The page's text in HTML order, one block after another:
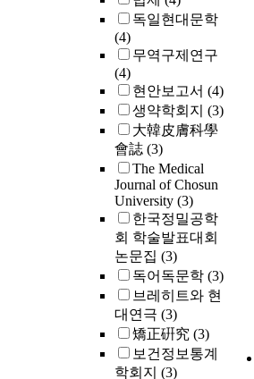
독일현대문학
(4)
무역구제연구
(4)
현안보고서 (4)
생약학회지 (3)
大韓皮膚科學
會誌 (3)
The Medical
Journal of Chosun
University (3)
한국정밀공학
회 학술발표대회
논문집 (3)
독어독문학 (3)
브레히트와 현
대연극 (3)
矯正硏究 (3)
보건정보통계
학회지 (3)